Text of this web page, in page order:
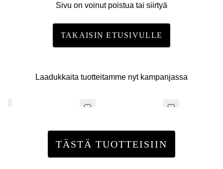
Sivu on voinut poistua tai siirtyä
TAKAISIN ETUSIVULLE
Laadukkaita tuotteitamme nyt kampanjassa
TÄSTÄ TUOTTEISIIN